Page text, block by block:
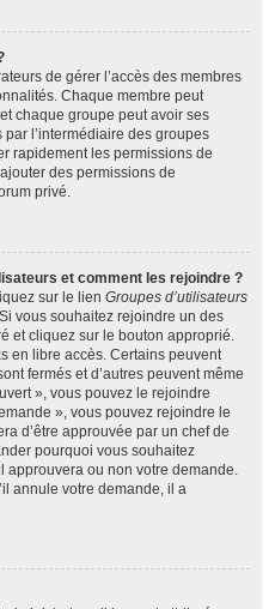
de gérer l’accès des membres
Chaque membre peut
chaque groupe peut avoir ses
l’intermédiaire des groupes
rapidement les permissions de
des permissions de
privé.
et comment les rejoindre ?
sur le lien Groupes d’utilisateurs
vous souhaitez rejoindre un des
et cliquez sur le bouton approprié.
en libre accès. Certains peuvent
fermés et d’autres peuvent même
», vous pouvez le rejoindre
», vous pouvez rejoindre le
d’être approuvée par un chef de
pourquoi vous souhaitez
approuvera ou non votre demande.
annule votre demande, il a